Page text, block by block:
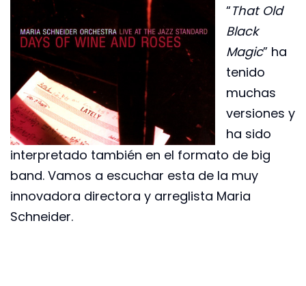
“That Old
Black
Magic” ha
tenido
muchas
versiones y
ha sido
interpretado también en el formato de big
band. Vamos a escuchar esta de la muy
innovadora directora y arreglista Maria
Schneider.